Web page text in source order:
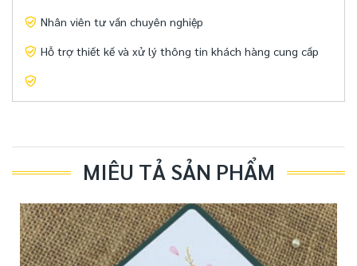
Nhân viên tư vấn chuyên nghiệp
Hỗ trợ thiết kế và xử lý thông tin khách hàng cung cấp
MIÊU TẢ SẢN PHẨM